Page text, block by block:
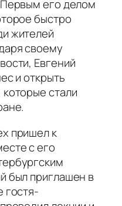
его делом
быстро
жителей
своему
Евгений
и открыть
стали
пришел к
с его
был приглашен в
гостя-